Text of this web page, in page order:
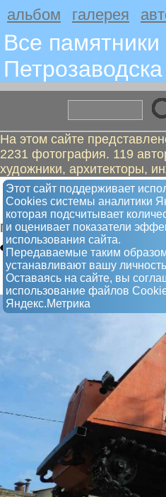
альбом галерея
Все памятники
Петрозаводскa
На этом сайте
2231 фотография. 119
художники, архитекторы,
Этот сайт поддерживает
Сookies системы аналитики
которая подсчитывает
и оценивает показатели
использования сайта.
Передаваемые таким
устанавливают вашу
Оставаясь на сайте, вы
использование файлов
Яндекс.Метрика
Трактор ТДТ-40.
Онежского
Памятник